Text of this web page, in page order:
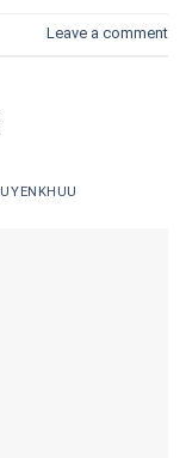
Leave a comment